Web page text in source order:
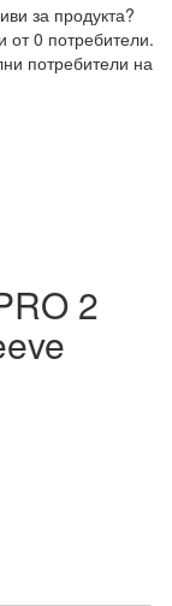
за продукта?
от 0 потребители.
потребители на
2